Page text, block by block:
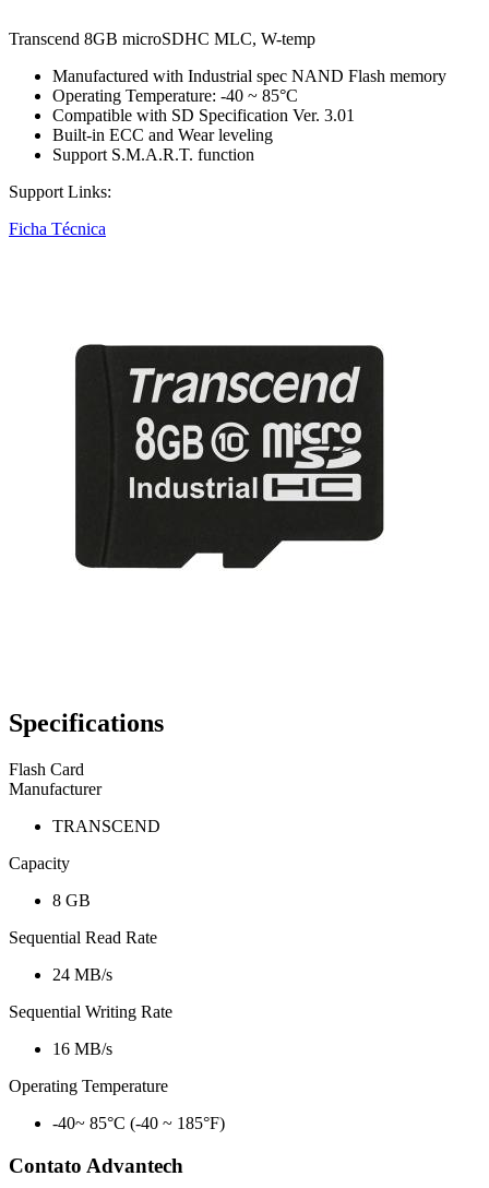
Transcend 8GB microSDHC MLC, W-temp
Manufactured with Industrial spec NAND Flash memory
Operating Temperature: -40 ~ 85°C
Compatible with SD Specification Ver. 3.01
Built-in ECC and Wear leveling
Support S.M.A.R.T. function
Support Links:
Ficha Técnica
Specifications
Flash Card
Manufacturer
TRANSCEND
Capacity
8 GB
Sequential Read Rate
24 MB/s
Sequential Writing Rate
16 MB/s
Operating Temperature
-40~ 85°C (-40 ~ 185°F)
Contato Advantech